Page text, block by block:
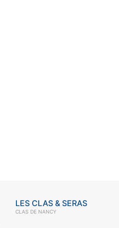
LES CLAS & SERAS
CLAS DE NANCY